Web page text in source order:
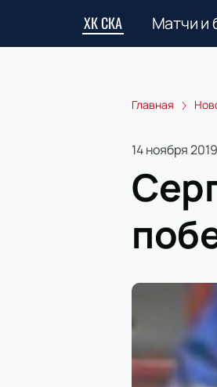
ХК СКА Матчи и
Главная
14 ноября 2019